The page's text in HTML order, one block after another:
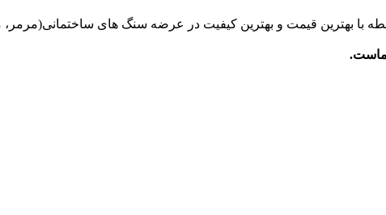
بهترین قیمت و بهترین کیفیت در عرضه سنگ های ساختمانی(مرمر،
ماست.